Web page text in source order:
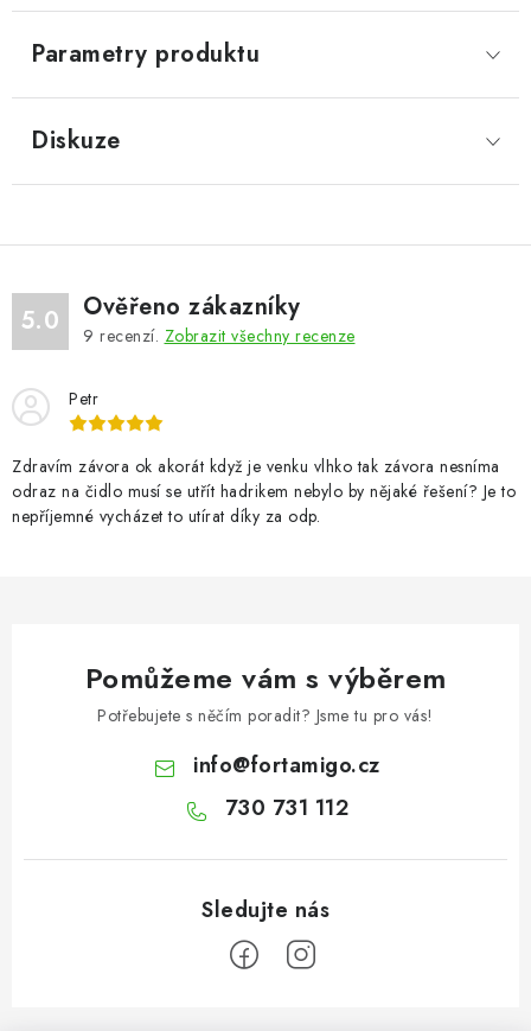
Parametry produktu
Diskuze
5.0 Ověřeno zákazníky
9 recenzí. Zobrazit všechny recenze
Petr
Zdravím závora ok akorát když je venku vlhko tak závora nesníma
odraz na čidlo musí se utřít hadrikem nebylo by nějaké řešení? Je to
nepříjemné vycházet to utírat díky za odp.
Pomůžeme vám s výběrem
Potřebujete s něčím poradit? Jsme tu pro vás!
info@fortamigo.cz
730 731 112